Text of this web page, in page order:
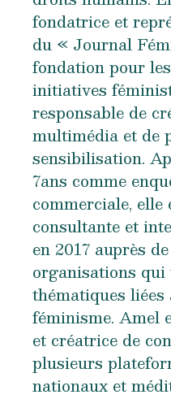
fondatrice et
du « Journal
fondation pour
initiatives
responsable de
multimédia et de
sensibilisation.
7ans comme
commerciale, elle
consultante et
en 2017 auprès
organisations
thématiques
féminisme. Amel
et créatrice de
plusieurs
nationaux et